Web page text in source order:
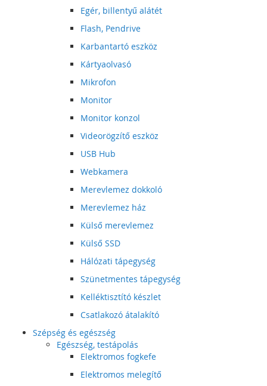
Egér, billentyű alátét
Flash, Pendrive
Karbantartó eszköz
Kártyaolvasó
Mikrofon
Monitor
Monitor konzol
Videorögzítő eszköz
USB Hub
Webkamera
Merevlemez dokkoló
Merevlemez ház
Külső merevlemez
Külső SSD
Hálózati tápegység
Szünetmentes tápegység
Kelléktisztító készlet
Csatlakozó átalakító
Szépség és egészség
Egészség, testápolás
Elektromos fogkefe
Elektromos melegítő